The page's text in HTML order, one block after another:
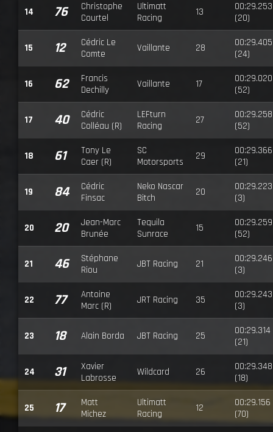
14 76
Christophe
Courtel
Ultimatt
Racing
13
00:29.253
(20)
15 12
Cédric Le
Comte
Vaillante 28
00:29.405
(24)
16 62
Francis
Dechilly
Vaillante 17
00:29.020
(52)
17 40
Cédric
Colléau (R)
LEFturn
Racing
27
00:29.258
(52)
18 61
Tony Le
Caer (R)
SC
Motorsports
29
00:29.366
(21)
19 84
Cédric
Finsac
Neko Nascar
Bitch
20
00:29.223
(3)
20 20
Jean-Marc
Brunée
Tequila
Sunrace
15
00:29.259
(52)
21 46
Stéphane
Riou
JBT Racing 21
00:29.246
(3)
22 77
Antoine
Marc (R)
JRT Racing 35
00:29.243
(3)
23 18 Alain Borda JBT Racing 25
00:29.314
(21)
24 31
Xavier
Labrosse
Wildcard 26
00:29.348
(18)
25 17
Matt
Michez
Ultimatt
Racing
12
00:29.156
(70)